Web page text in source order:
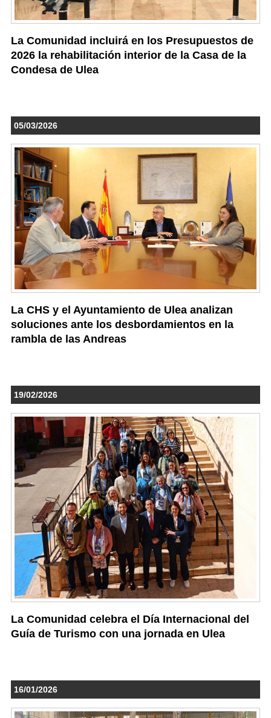
La Comunidad incluirá en los Presupuestos de
2026 la rehabilitación interior de la Casa de la
Condesa de Ulea
05/03/2026
La CHS y el Ayuntamiento de Ulea analizan
soluciones ante los desbordamientos en la
rambla de las Andreas
19/02/2026
La Comunidad celebra el Día Internacional del
Guía de Turismo con una jornada en Ulea
16/01/2026